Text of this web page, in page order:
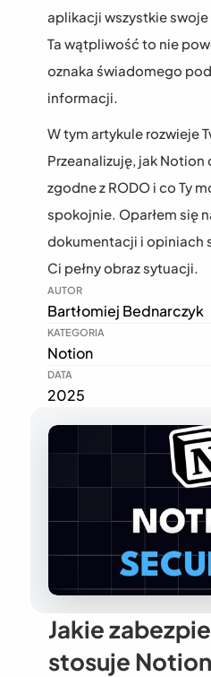
aplikacji wszystkie
Ta wątpliwość to nie
oznaka świadomego
informacji.
W tym artykule rozwieje
Przeanalizuję, jak Notion
zgodne z RODO i co Ty
spokojnie. Oparłem się
dokumentacji i opiniach
Ci pełny obraz sytuacji.
AUTOR
Bartłomiej Bednarczyk
KATEGORIA
Notion
DATA
2025
Jakie
stosuje